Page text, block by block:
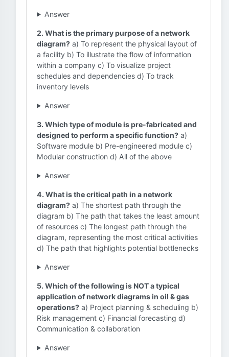
Answer
2. What is the primary purpose of a network
diagram? a) To represent the physical layout of
a facility b) To illustrate the flow of information
within a company c) To visualize project
schedules and dependencies d) To track
inventory levels
Answer
3. Which type of module is pre-fabricated and
designed to perform a specific function? a)
Software module b) Pre-engineered module c)
Modular construction d) All of the above
Answer
4. What is the critical path in a network
diagram? a) The shortest path through the
diagram b) The path that takes the least amount
of resources c) The longest path through the
diagram, representing the most critical activities
d) The path that highlights potential bottlenecks
Answer
5. Which of the following is NOT a typical
application of network diagrams in oil & gas
operations? a) Project planning & scheduling b)
Risk management c) Financial forecasting d)
Communication & collaboration
Answer